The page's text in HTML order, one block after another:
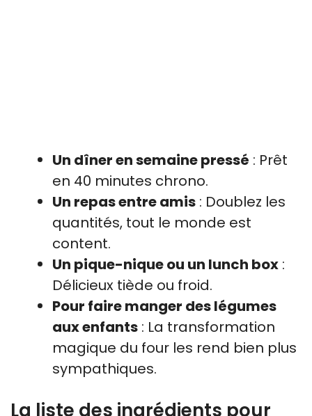
Un dîner en semaine pressé : Prêt
en 40 minutes chrono.
Un repas entre amis : Doublez les
quantités, tout le monde est
content.
Un pique-nique ou un lunch box :
Délicieux tiède ou froid.
Pour faire manger des légumes
aux enfants : La transformation
magique du four les rend bien plus
sympathiques.
La liste des ingrédients pour